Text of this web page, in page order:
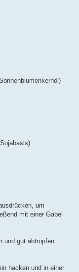
um
mit einer Gabel
und gut abtropfen
hacken und in einer